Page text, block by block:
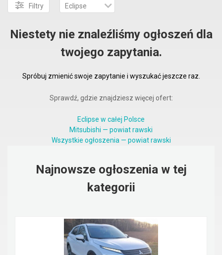
Filtry Eclipse
Niestety nie znaleźliśmy ogłoszeń dla
twojego zapytania.
Spróbuj zmienić swoje zapytanie i wyszukać jeszcze raz.
Sprawdź, gdzie znajdziesz więcej ofert:
Eclipse w całej Polsce
Mitsubishi — powiat rawski
Wszystkie ogłoszenia — powiat rawski
Najnowsze ogłoszenia w tej
kategorii